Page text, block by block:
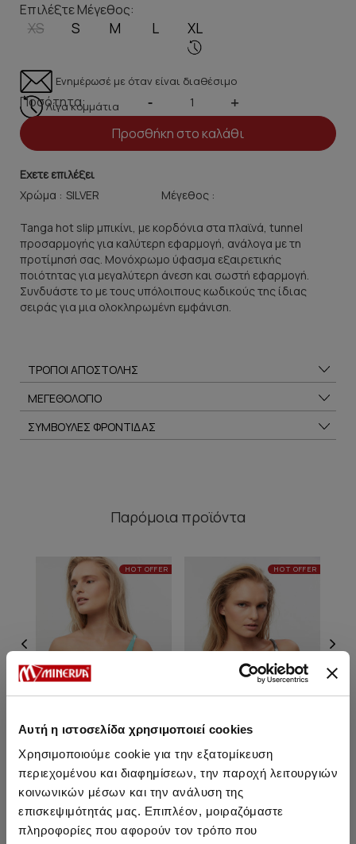
Αυτή η ιστοσελίδα χρησιμοποιεί cookies
Χρησιμοποιούμε cookie για την εξατομίκευση
περιεχομένου και διαφημίσεων, την παροχή λειτουργιών
κοινωνικών μέσων και την ανάλυση της
επισκεψιμότητάς μας. Επιπλέον, μοιραζόμαστε
πληροφορίες που αφορούν τον τρόπο που
Επιλέξτε Μέγεθος:
XS S M L XL
Ενημέρωσέ με όταν είναι διαθέσιμο
Λίγα κομμάτια
Ποσότητα: - +
Προσθήκη στο καλάθι
Εχετε επιλέξει
Χρώμα :
Μέγεθος :
Tanga hot slip μπικίνι, με κορδόνια στα πλαϊνά, tunnel
προσαρμογής για καλύτερη εφαρμογή, ανάλογα με τη
προτίμησή σας. Μονόχρωμο ύφασμα εξαιρετικής
ποιότητας για μεγαλύτερη άνεση και σωστή εφαρμογή.
Συνδυάστε το με τους υπόλοιπους κωδικούς της ίδιας
σειράς για μια ολοκληρωμένη εμφάνιση.
ΤΡΟΠΟΙ ΑΠΟΣΤΟΛΗΣ
ΜΕΓΕΘΟΛΟΓΙΟ
ΣΥΜΒΟΥΛΕΣ ΦΡΟΝΤΙΔΑΣ
Παρόμοια προϊόντα
HOT OFFER
Adele Bralette Bikini Top
12,45 €
HOT OFFER
Adele Bralette Bikini Top
12,45 €